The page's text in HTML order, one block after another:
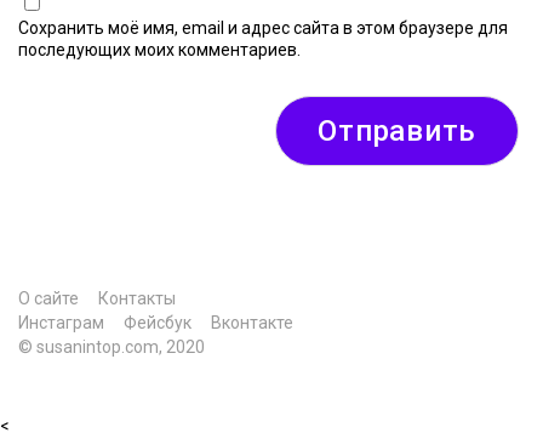
Сохранить моё имя, email и адрес сайта в этом браузере для
последующих моих комментариев.
О сайте
Контакты
Инстаграм
Фейсбук
Вконтакте
© susanintop.com, 2020
<